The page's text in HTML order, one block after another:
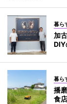
暮ら
加
DIY
暮ら
播
食